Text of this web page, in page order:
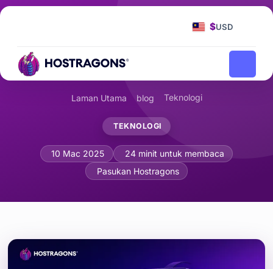
$USD
Laman Utama blog Teknologi
TEKNOLOGI
Pembangunan Teknologi Maklum
10 Mac 2025
24 minit untuk membaca
Pasukan Hostragons